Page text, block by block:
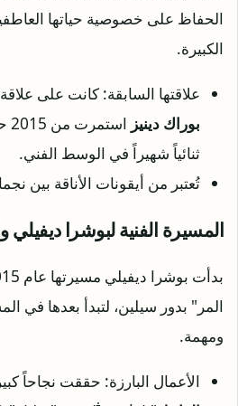
الحفاظ على خصوصية حياتها
الكبيرة.
علاقتها السابقة: كانت على
بوراك دينيز
ثنائياً شهيراً في الوسط الفني.
تُعتبر من أيقونات الأناقة بين
المسيرة الفنية لبوشرا ديفيلي
المر" بدور سيلين، لتبدأ بعدها في
ومهمة.
الأعمال البارزة: حققت نجاحاً